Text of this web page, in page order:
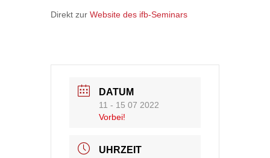
Direkt zur Website des ifb-Seminars
DATUM
11 - 15 07 2022
Vorbei!
UHRZEIT